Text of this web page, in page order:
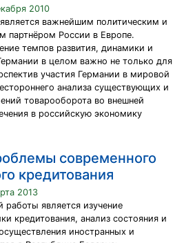
2010
важнейшим политическим и
партнёром России в Европе.
темпов развития, динамики и
в целом важно не только для
участия Германии в мировой
анализа существующих и
товарооборота во внешней
в российскую экономику
современного
кредитования
2013
является изучение
кредитования, анализ состояния и
иностранных и